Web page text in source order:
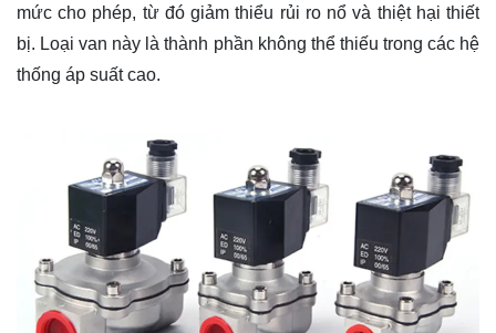
mức cho phép, từ đó giảm thiểu rủi ro nổ và thiệt hại thiết
bị. Loại van này là thành phần không thể thiếu trong các hệ
thống áp suất cao.